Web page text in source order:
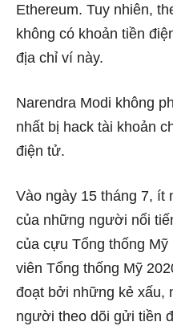
Ethereum. Tuy nhiên,
không có khoản tiền
địa chỉ ví này.
Narendra Modi không
nhất bị hack tài khoản
điện tử.
Vào ngày 15 tháng 7, ít
của những người nổi
của cựu Tổng thống
viên Tổng thống Mỹ
đoạt bởi những kẻ xấu,
người theo dõi gửi tiền